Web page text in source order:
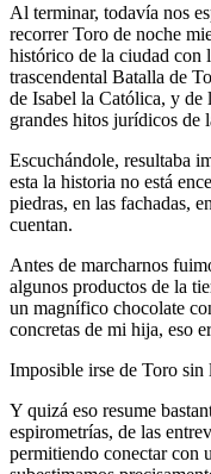
Al terminar, todavía nos
recorrer Toro de noche
histórico de la ciudad con
trascendental Batalla de
de Isabel la Católica, y de
grandes hitos jurídicos de
Escuchándole, resultaba
esta la historia no está
piedras, en las fachadas,
cuentan.
Antes de marcharnos
algunos productos de la
un magnífico chocolate
concretas de mi hija, eso
Imposible irse de Toro sin
Y quizá eso resume
espirometrías, de las
permitiendo conectar con